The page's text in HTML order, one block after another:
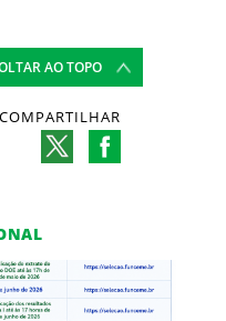
AO TOPO
COMPARTILHAR